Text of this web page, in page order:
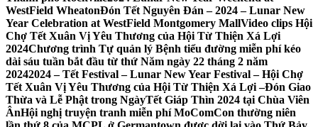
WestField WheatonĐón Tết Nguyên Đán – 2024 – Lunar New
Year Celebration at WestField Montgomery MallVideo clips Hội
Chợ Tết Xuân Vị Yêu Thương của Hội Từ Thiện Xá Lợi
2024Chương trình Tự quản lý Bệnh tiểu đường miễn phí kéo
dài sáu tuần bắt đầu từ thứ Năm ngày 22 tháng 2 năm
20242024 – Tết Festival – Lunar New Year Festival – Hội Chợ
Tết Xuân Vị Yêu Thương của Hội Từ Thiện Xá Lợi –Đón Giao
Thừa và Lễ Phật trong NgàyTết Giáp Thìn 2024 tại Chùa Viên
ÂnHội nghị truyện tranh miễn phí MoComCon thường niên